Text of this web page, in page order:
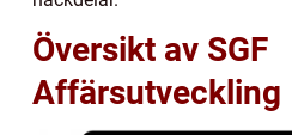
Översikt av SGF
Affärsutveckling